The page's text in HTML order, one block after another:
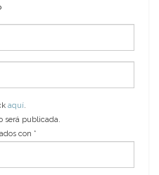
aquí.
será publicada.
con *